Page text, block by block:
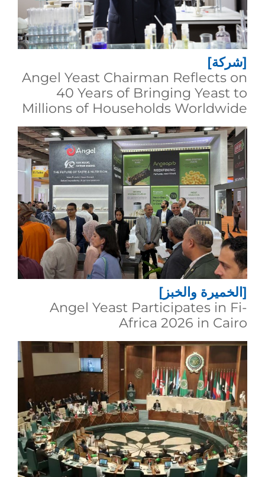
[شركة]
Angel Yeast Chairman Reflects on
40 Years of Bringing Yeast to
Millions of Households Worldwide
[الخميرة والخبز]
Angel Yeast Participates in Fi-
Africa 2026 in Cairo